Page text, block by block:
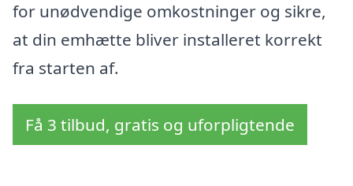
for unødvendige omkostninger og sikre,
at din emhætte bliver installeret korrekt
fra starten af.
Få 3 tilbud, gratis og uforpligtende